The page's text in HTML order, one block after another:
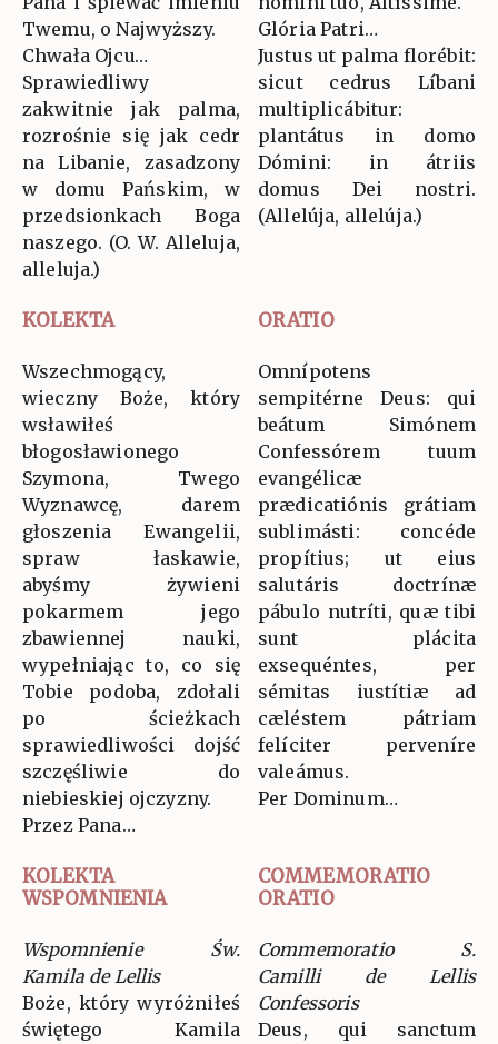
Twemu, o Najwyższy.
Chwała Ojcu…
Sprawiedliwy
zakwitnie jak palma,
rozrośnie się jak cedr
na Libanie, zasadzony
w domu Pańskim, w
przedsionkach Boga
naszego. (O. W. Alleluja,
alleluja.)
Glória Patri…
Justus ut palma florébit:
sicut cedrus Líbani
multiplicábitur:
plantátus in domo
Dómini: in átriis
domus Dei nostri.
(Allelúja, allelúja.)
KOLEKTA ORATIO
Wszechmogący,
wieczny Boże, który
wsławiłeś
błogosławionego
Szymona, Twego
Wyznawcę, darem
głoszenia Ewangelii,
spraw łaskawie,
abyśmy żywieni
pokarmem jego
zbawiennej nauki,
wypełniając to, co się
Tobie podoba, zdołali
po ścieżkach
sprawiedliwości dojść
szczęśliwie do
niebieskiej ojczyzny.
Przez Pana…
Omnípotens
sempitérne Deus: qui
beátum Simónem
Confessórem tuum
evangélicæ
prædicatiónis grátiam
sublimásti: concéde
propítius; ut eius
salutáris doctrínæ
pábulo nutríti, quæ tibi
sunt plácita
exsequéntes, per
sémitas iustítiæ ad
cæléstem pátriam
felíciter perveníre
valeámus.
Per Dominum…
KOLEKTA
WSPOMNIENIA
COMMEMORATIO
ORATIO
Wspomnienie Św.
Kamila de Lellis
Boże, który wyróżniłeś
świętego Kamila
Commemoratio S.
Camilli de Lellis
Confessoris
Deus, qui sanctum